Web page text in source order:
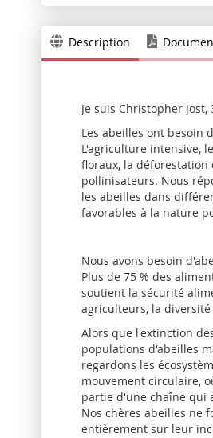
Description
Je suis Christopher Jost,
Les abeilles ont besoin
L'agriculture intensive,
floraux, la déforestation
pollinisateurs. Nous
les abeilles dans
favorables à la nature
Nous avons besoin
Plus de 75 % des
soutient la sécurité
agriculteurs, la
Alors que l'extinction
populations d'abeilles
regardons les
mouvement circulaire,
partie d'une chaîne qui
Nos chères abeilles ne
entièrement sur leur